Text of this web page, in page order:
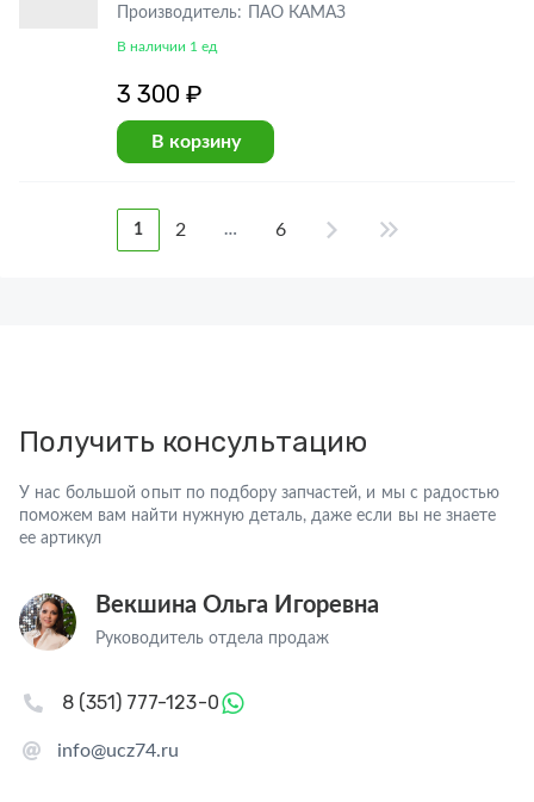
Производитель: ПАО КАМАЗ
В наличии 1 ед
3 300 ₽
В корзину
1 2 … 6
Получить консультацию
У нас большой опыт по подбору запчастей, и мы с радостью
поможем вам найти нужную деталь, даже если вы не знаете
ее артикул
Векшина Ольга Игоревна
Руководитель отдела продаж
info@ucz74.ru
8 (351) 777-123-0